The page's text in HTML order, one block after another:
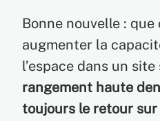
Bonne nouvelle :
augmenter la
l’espace dans un
rangement haute
toujours le retour